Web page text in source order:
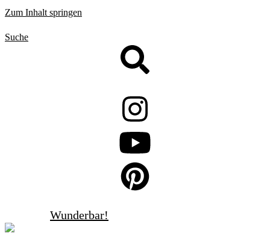
Zum Inhalt springen
Suche
Wunderbar!